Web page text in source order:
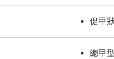
促甲
總甲